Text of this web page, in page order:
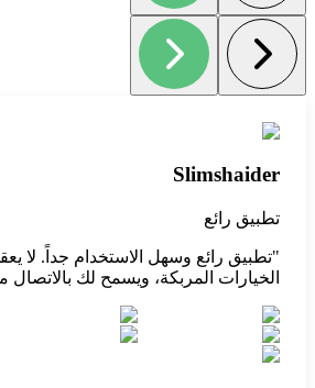
Slimshaider
تطبيق رائع
"تطبيق رائع وسهل الاستخدام جداً. لا
الخيارات المربكة، ويسمح لك بالاتصال